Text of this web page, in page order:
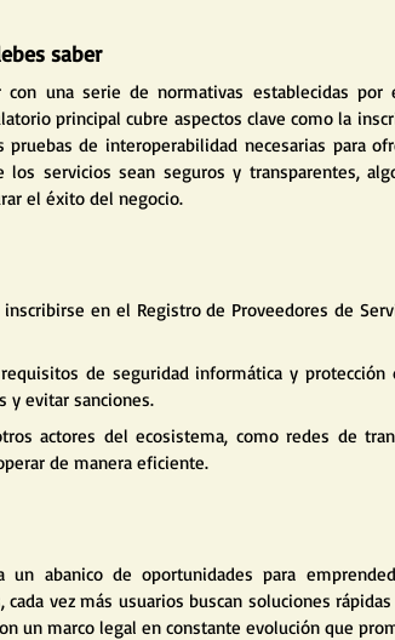
saber
con una serie de normativas establecidas por
principal cubre aspectos clave como la
de interoperabilidad necesarias para
los servicios sean seguros y transparentes,
el éxito del negocio.
en el Registro de Proveedores de
de seguridad informática y protección
y evitar sanciones.
actores del ecosistema, como redes de
de manera eficiente.
abanico de oportunidades para
vez más usuarios buscan soluciones
un marco legal en constante evolución que